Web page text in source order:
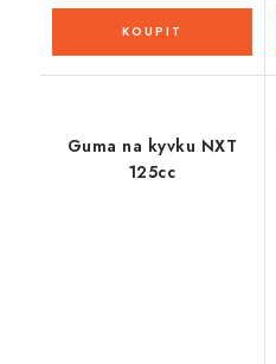
Guma na kyvku NXT
125cc